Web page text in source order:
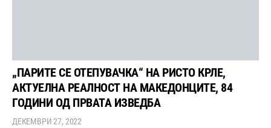
„ПАРИТЕ СЕ ОТЕПУВАЧКА“ НА РИСТО КРЛЕ,
АКТУЕЛНА РЕАЛНОСТ НА МАКЕДОНЦИТЕ, 84
ГОДИНИ ОД ПРВАТА ИЗВЕДБА
ДЕКЕМВРИ 27, 2022